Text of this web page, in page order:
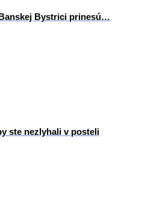
Bystrici prinesú…
ste nezlyhali v posteli